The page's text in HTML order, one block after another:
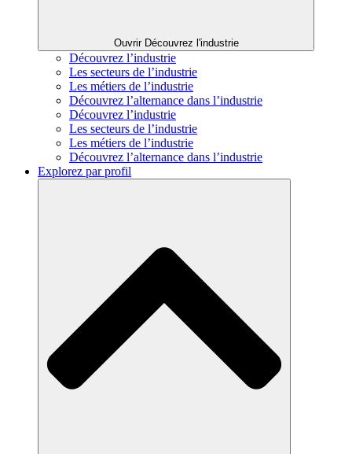
Ouvrir Découvrez l'industrie
Découvrez l’industrie
Les secteurs de l’industrie
Les métiers de l’industrie
Découvrez l’alternance dans l’industrie
Découvrez l’industrie
Les secteurs de l’industrie
Les métiers de l’industrie
Découvrez l’alternance dans l’industrie
Explorez par profil